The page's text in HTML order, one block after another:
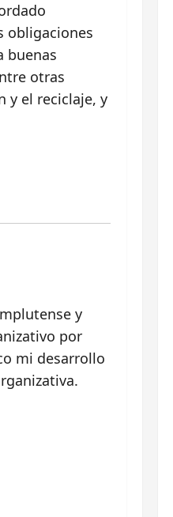
obligaciones
buenas
otras
y el reciclaje, y
y
por
mi desarrollo